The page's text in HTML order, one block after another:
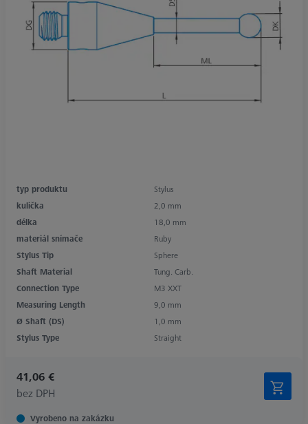
typ produktu
Stylus
kulička
2,0 mm
délka
18,0 mm
materiál snímače
Ruby
Stylus Tip
Sphere
Shaft Material
Tung. Carb.
Connection Type
M3 XXT
Measuring Length
9,0 mm
Ø Shaft (DS)
1,0 mm
Stylus Type
Straight
41,06 €
bez DPH
Vyrobeno na zakázku